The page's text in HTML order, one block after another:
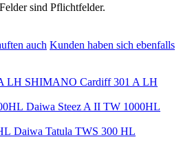
sind Pflichtfelder.
auch Kunden haben sich ebenfalls
SHIMANO Cardiff 301 A LH
Daiwa Steez A II TW 1000HL
Daiwa Tatula TWS 300 HL